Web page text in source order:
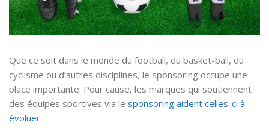
Que ce soit dans le monde du football, du basket-ball, du
cyclisme ou d’autres disciplines, le sponsoring occupe une
place importante. Pour cause, les marques qui soutiennent
des équipes sportives via le sponsoring aident celles-ci à
évoluer.